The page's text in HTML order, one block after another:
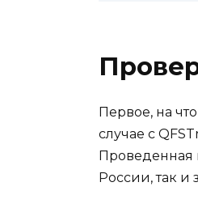
Первое, на
случае с
Проведенная
России, так и